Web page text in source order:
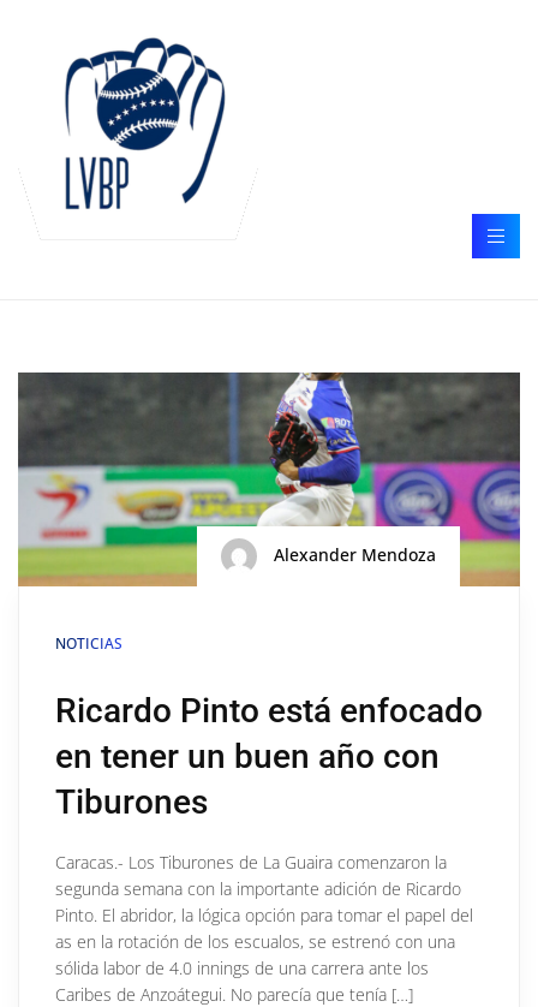
Alexander Mendoza
NOTICIAS
Ricardo Pinto está enfocado
en tener un buen año con
Tiburones
Caracas.- Los Tiburones de La Guaira comenzaron la
segunda semana con la importante adición de Ricardo
Pinto. El abridor, la lógica opción para tomar el papel del
as en la rotación de los escualos, se estrenó con una
sólida labor de 4.0 innings de una carrera ante los
Caribes de Anzoátegui. No parecía que tenía […]